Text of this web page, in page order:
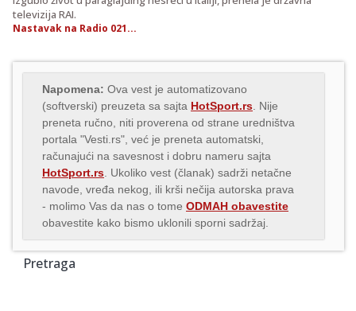
televizija RAI.
Nastavak na Radio 021...
Napomena: Ova vest je automatizovano
(softverski) preuzeta sa sajta HotSport.rs . Nije
preneta ručno, niti proverena od strane uredništva
portala "Vesti.rs", već je preneta automatski,
računajući na savesnost i dobru nameru sajta
HotSport.rs . Ukoliko vest (članak) sadrži netačne
navode, vređa nekog, ili krši nečija autorska prava
- molimo Vas da nas o tome ODMAH obavestite
obavestite kako bismo uklonili sporni sadržaj.
Pretraga